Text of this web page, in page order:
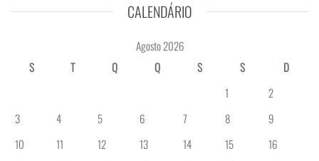
CALENDÁRIO
Agosto 2026
S
T Q Q S S
D
1
2
3
4 5 6 7 8
9
10
11 12 13 14 15
16